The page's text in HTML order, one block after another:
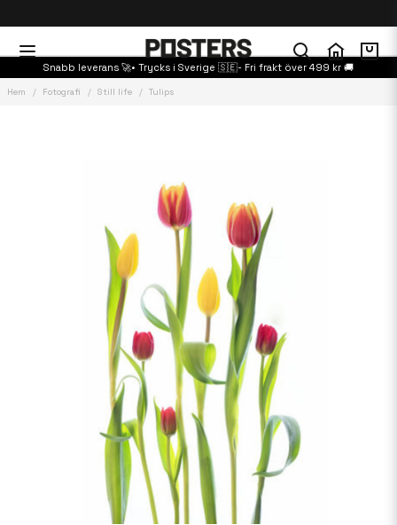
Snabb leverans 🚀• Trycks i Sverige 🇸🇪- Fri frakt över 499 kr 🚚
Hem Fotografi Still life Tulips